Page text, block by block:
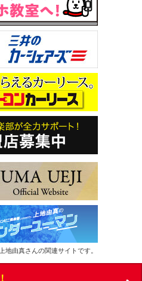
地由真さんの関連サイトです。